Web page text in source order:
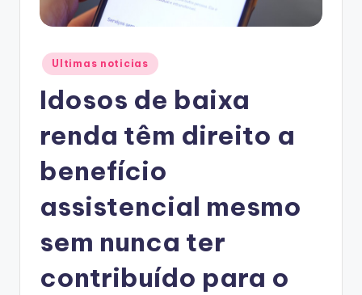
Posted
in
Ultimas noticias
Idosos de baixa
renda têm direito a
benefício
assistencial mesmo
sem nunca ter
contribuído para o